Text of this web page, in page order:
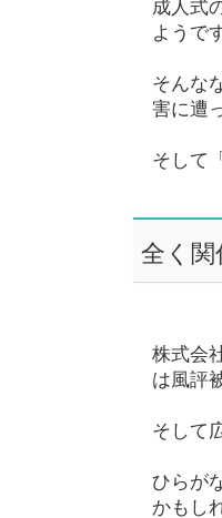
ようです
そんな
害に遭
そして
全く関
株式会
は風評
そして
ひらが
かもし